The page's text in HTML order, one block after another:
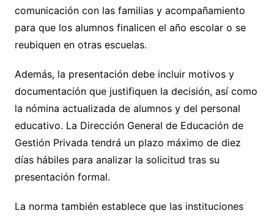
comunicación con las familias y acompañamiento
para que los alumnos finalicen el año escolar o se
reubiquen en otras escuelas.
Además, la presentación debe incluir motivos y
documentación que justifiquen la decisión, así como
la nómina actualizada de alumnos y del personal
educativo. La Dirección General de Educación de
Gestión Privada tendrá un plazo máximo de diez
días hábiles para analizar la solicitud tras su
presentación formal.
La norma también establece que las instituciones